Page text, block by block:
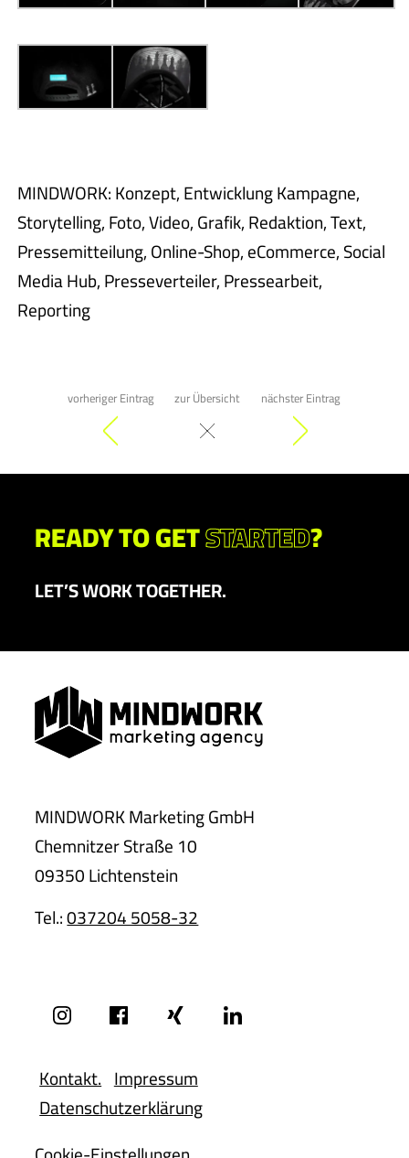
MINDWORK: Konzept, Entwicklung Kampagne,
Storytelling, Foto, Video, Grafik, Redaktion, Text,
Pressemitteilung, Online-Shop, eCommerce, Social
Media Hub, Presseverteiler, Pressearbeit,
Reporting
vorheriger Eintrag zur Übersicht nächster Eintrag
READY TO GETSTARTED?
LET’S WORK TOGETHER.
MINDWORK Marketing GmbH
Chemnitzer Straße 10
09350 Lichtenstein
Tel.:037204 5058-32
Kontakt. Impressum
Datenschutzerklärung